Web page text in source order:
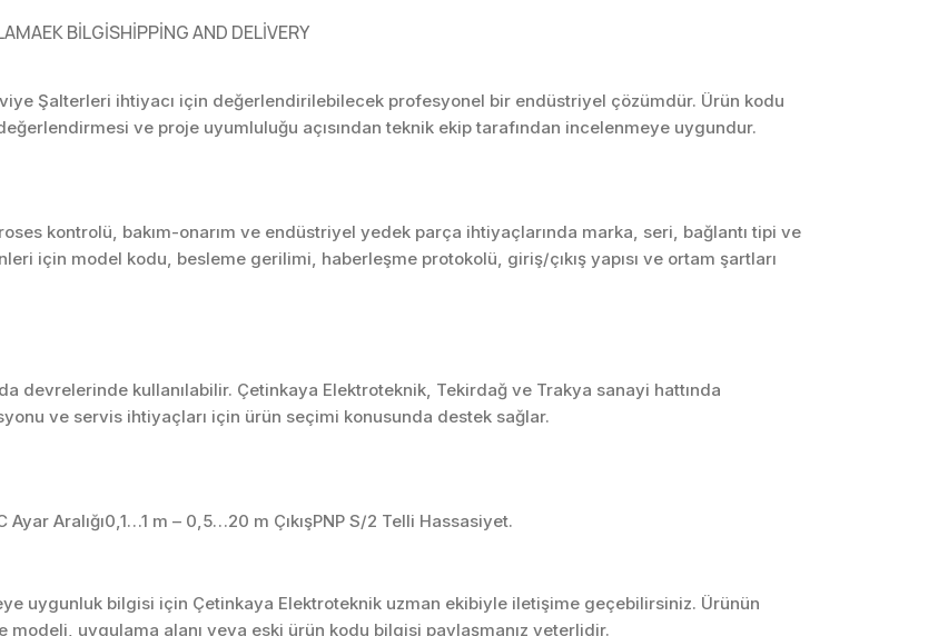
Makine Otomasyonu
Proses Otomasyonu
Otomasyon Sistemleri
Ölçüm Sistemleri
EK BILGISHIPPING AND DELIVERY
Şalterleri ihtiyacı için değerlendirilebilecek profesyonel bir endüstriyel çözümdür. Ürün kodu
ve proje uyumluluğu açısından teknik ekip tarafından incelenmeye uygundur.
kontrolü, bakım-onarım ve endüstriyel yedek parça ihtiyaçlarında marka, seri, bağlantı tipi ve
için model kodu, besleme gerilimi, haberleşme protokolü, giriş/çıkış yapısı ve ortam şartları
devrelerinde kullanılabilir. Çetinkaya Elektroteknik, Tekirdağ ve Trakya sanayi hattında
ve servis ihtiyaçları için ürün seçimi konusunda destek sağlar.
Aralığı0,1…1 m – 0,5…20 m ÇıkışPNP S/2 Telli Hassasiyet.
uygunluk bilgisi için Çetinkaya Elektroteknik uzman ekibiyle iletişime geçebilirsiniz. Ürünün
uygulama alanı veya eski ürün kodu bilgisi paylaşmanız yeterlidir.